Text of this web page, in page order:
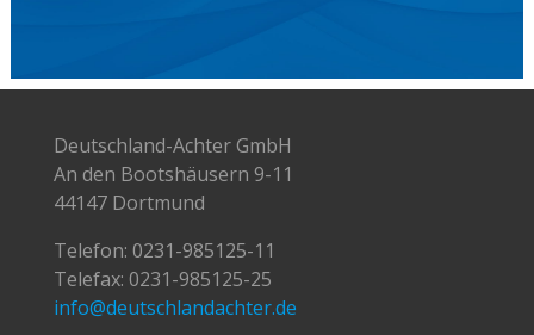
Deutschland-Achter GmbH
An den Bootshäusern 9-11
44147 Dortmund
Telefon: 0231-985125-11
Telefax: 0231-985125-25
info@deutschlandachter.de